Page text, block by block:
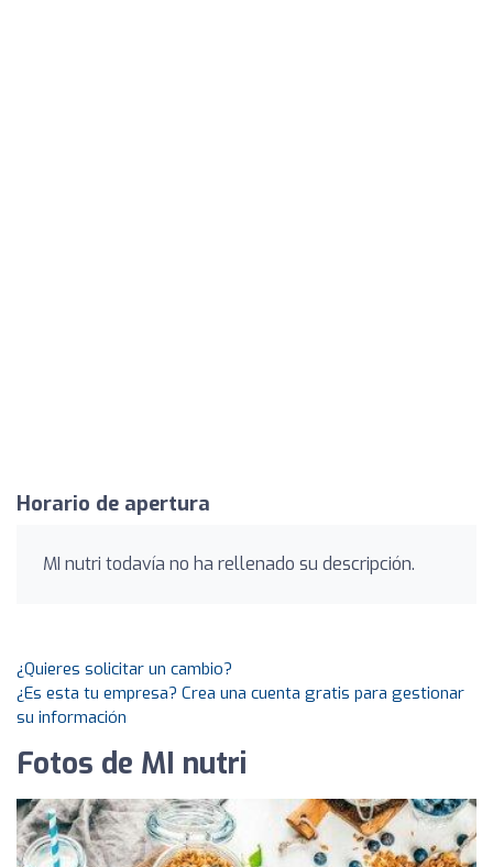
Horario de apertura
MI nutri todavía no ha rellenado su descripción.
¿Quieres solicitar un cambio?
¿Es esta tu empresa? Crea una cuenta gratis para gestionar
su información
Fotos de MI nutri